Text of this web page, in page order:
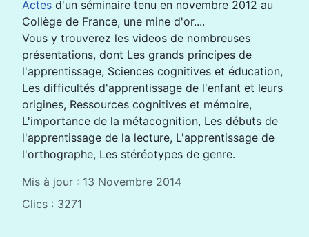
Actes d'un séminaire tenu en novembre 2012 au
Collège de France, une mine d'or....
Vous y trouverez les videos de nombreuses
présentations, dont Les grands principes de
l'apprentissage, Sciences cognitives et éducation,
Les difficultés d'apprentissage de l'enfant et leurs
origines, Ressources cognitives et mémoire,
L'importance de la métacognition, Les débuts de
l'apprentissage de la lecture, L'apprentissage de
l'orthographe, Les stéréotypes de genre.
Mis à jour : 13 Novembre 2014
Clics : 3271